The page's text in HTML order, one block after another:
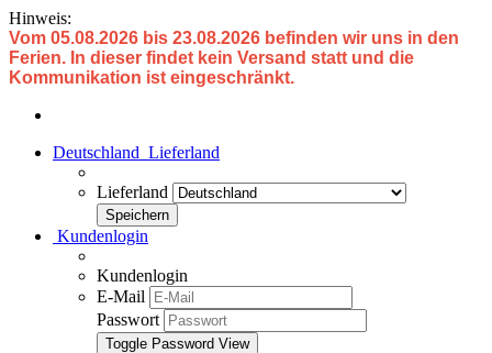
Hinweis:
Vom 05.08.2026 bis 23.08.2026 befinden wir uns in den
Ferien. In dieser findet kein Versand statt und die
Kommunikation ist eingeschränkt.
Deutschland Lieferland
Lieferland
Kundenlogin
Kundenlogin
E-Mail
Passwort
Toggle Password View